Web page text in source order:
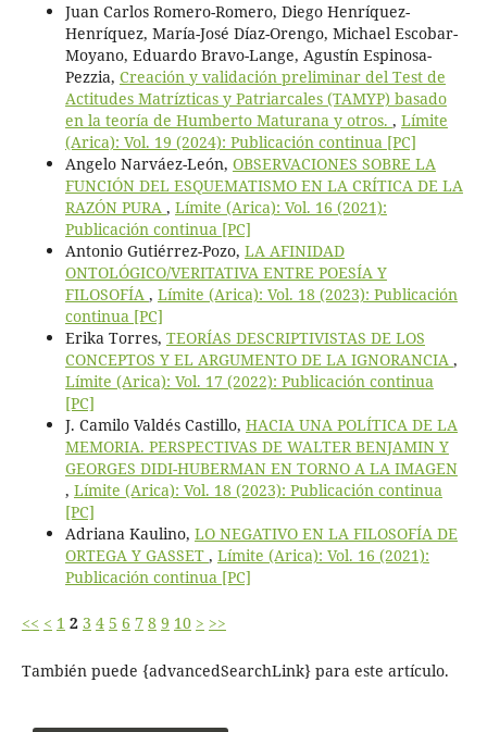
Juan Carlos Romero-Romero, Diego Henríquez-
Henríquez, María-José Díaz-Orengo, Michael Escobar-
Moyano, Eduardo Bravo-Lange, Agustín Espinosa-
Pezzia, Creación y validación preliminar del Test de
Actitudes Matrízticas y Patriarcales (TAMYP) basado
en la teoría de Humberto Maturana y otros. , Límite
(Arica): Vol. 19 (2024): Publicación continua [PC]
Angelo Narváez-León, OBSERVACIONES SOBRE LA
FUNCIÓN DEL ESQUEMATISMO EN LA CRÍTICA DE LA
RAZÓN PURA , Límite (Arica): Vol. 16 (2021):
Publicación continua [PC]
Antonio Gutiérrez-Pozo, LA AFINIDAD
ONTOLÓGICO/VERITATIVA ENTRE POESÍA Y
FILOSOFÍA , Límite (Arica): Vol. 18 (2023): Publicación
continua [PC]
Erika Torres, TEORÍAS DESCRIPTIVISTAS DE LOS
CONCEPTOS Y EL ARGUMENTO DE LA IGNORANCIA ,
Límite (Arica): Vol. 17 (2022): Publicación continua
[PC]
J. Camilo Valdés Castillo, HACIA UNA POLÍTICA DE LA
MEMORIA. PERSPECTIVAS DE WALTER BENJAMIN Y
GEORGES DIDI-HUBERMAN EN TORNO A LA IMAGEN
, Límite (Arica): Vol. 18 (2023): Publicación continua
[PC]
Adriana Kaulino, LO NEGATIVO EN LA FILOSOFÍA DE
ORTEGA Y GASSET , Límite (Arica): Vol. 16 (2021):
Publicación continua [PC]
<< < 1 2 3 4 5 6 7 8 9 10 > >>
También puede {advancedSearchLink} para este artículo.